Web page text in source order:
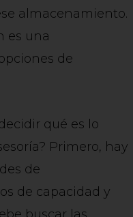
almacenamiento.
es una
de
qué es lo
Primero, hay
de
de capacidad y